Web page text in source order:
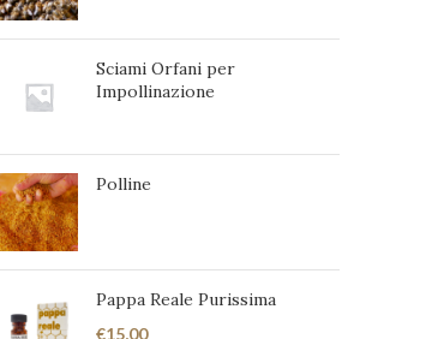
Sciami Orfani per
Impollinazione
Polline
Pappa Reale Purissima
€15,00